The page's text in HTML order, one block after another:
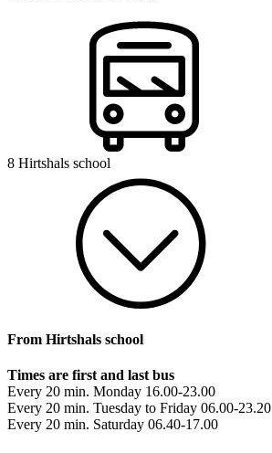
8 Hirtshals school
From Hirtshals school
Times are first and last bus
Every 20 min. Monday 16.00-23.00
Every 20 min. Tuesday to Friday 06.00-23.20
Every 20 min. Saturday 06.40-17.00